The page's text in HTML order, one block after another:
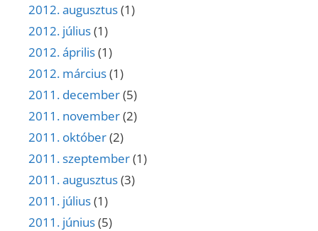
2012. augusztus(1)
2012. július(1)
2012. április(1)
2012. március(1)
2011. december(5)
2011. november(2)
2011. október(2)
2011. szeptember(1)
2011. augusztus(3)
2011. július(1)
2011. június(5)